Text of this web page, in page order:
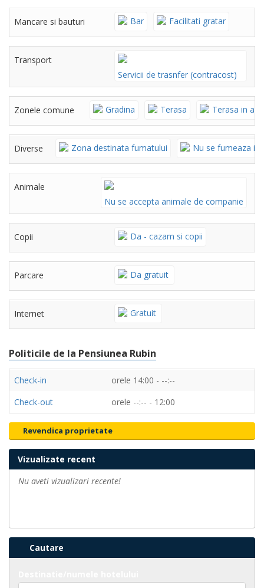
Mancare si bauturi Bar Facilitati gratar
Transport
Servicii de trasnfer (contracost)
Zonele comune Gradina Terasa Terasa in
Diverse Zona destinata fumatului Nu se fumeaza in
Animale
Nu se accepta animale de companie
Copii Da - cazam si copii
Parcare Da gratuit
Internet Gratuit
Politicile de la Pensiunea Rubin
Check-in
orele 14:00 - --:--
Check-out
orele --:-- - 12:00
Revendica proprietate
Vizualizate recent
Nu aveti vizualizari recente!
Cautare